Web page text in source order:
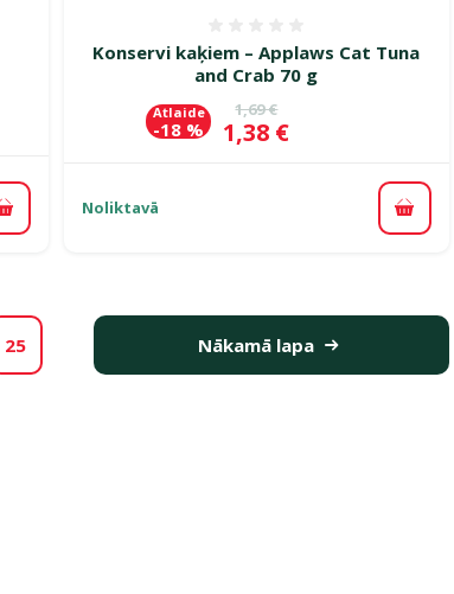
Pievienot grozam
Konservi kaķiem – Applaws Cat Tuna
and Crab 70 g
Oriģinālā cena
1,69 €
Cena
1,38 €
Atlaide
-18 %
Noliktavā
25 Nākamā lapa